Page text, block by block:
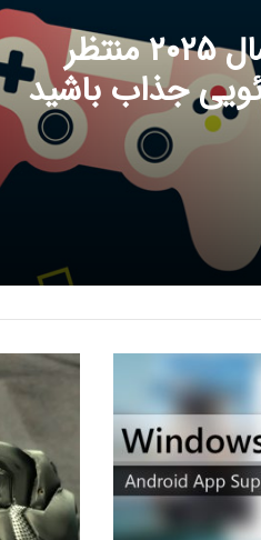
اینفوگرافیک: در سال ۲۰۲۵ منتظر
جذاب باشید
به حل مشکلات
کمک خواهد کرد؟
چ
ی
M